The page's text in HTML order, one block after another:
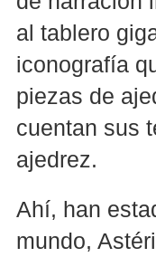
al tablero
iconografía
piezas de
cuentan sus
ajedrez.
Ahí, han
mundo,